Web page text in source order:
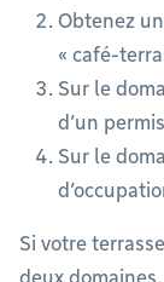
Obtenez
« café-
Sur le
d’un
Sur le
Si votre